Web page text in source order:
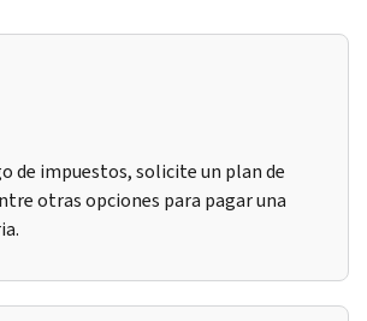
de impuestos, solicite un plan de
otras opciones para pagar una